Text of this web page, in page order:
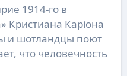
1914-го в
Кристиана Каріона
и шотландцы поют
что человечность